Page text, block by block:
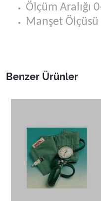
Ölçüm Aralığı
Manşet Ölçüsü
Benzer Ürünler